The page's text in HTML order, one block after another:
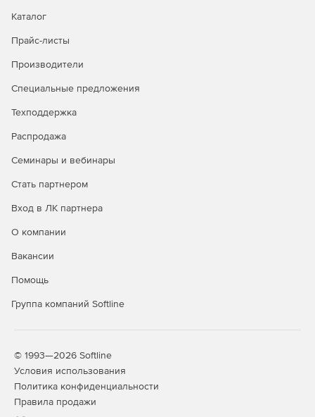
Каталог
Прайс-листы
Производители
Специальные предложения
Техподдержка
Распродажа
Семинары и вебинары
Стать партнером
Вход в ЛК партнера
О компании
Вакансии
Помощь
Группа компаний Softline
© 1993—2026 Softline
Условия использования
Политика конфиденциальности
Правила продажи